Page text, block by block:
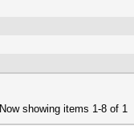
Now showing items 1-8 of 1